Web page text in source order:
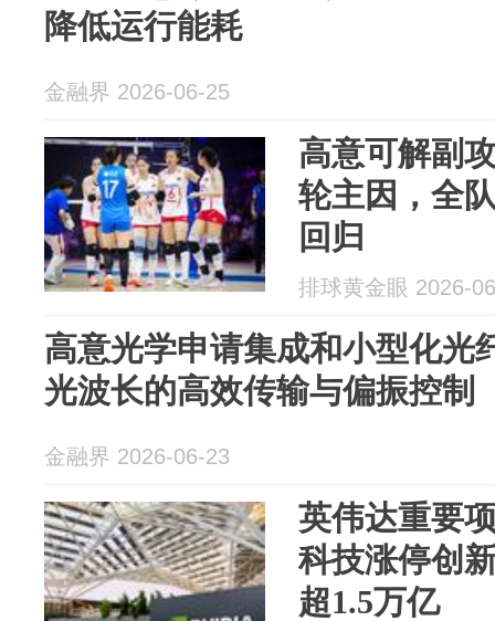
降低运行能耗
金融界 2026-06-25
高意可解副
轮主因，全
回归
排球黄金眼 2026-
高意光学申请集成和小型化光
光波长的高效传输与偏振控制
金融界 2026-06-23
英伟达重要
科技涨停创
超1.5万亿